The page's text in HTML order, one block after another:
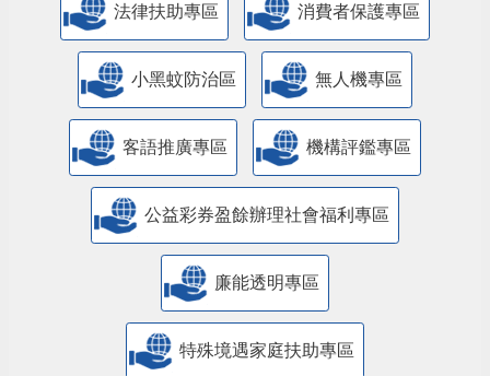
法律扶助專區 消費者保護專區
小黑蚊防治區 無人機專區
客語推廣專區 機構評鑑專區
公益彩券盈餘辦理社會福利專區
廉能透明專區
特殊境遇家庭扶助專區